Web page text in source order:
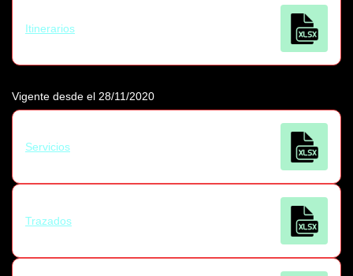
Itinerarios
Vigente desde el 28/11/2020
Servicios
Trazados